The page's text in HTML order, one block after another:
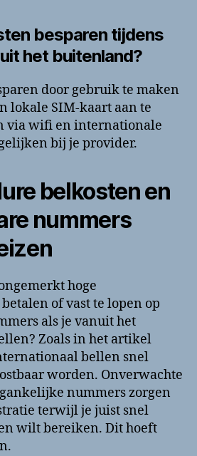
besparen tijdens
het buitenland?
door gebruik te maken
lokale SIM-kaart aan te
via wifi en internationale
bij je provider.
belkosten en
nummers
hoge
of vast te lopen op
als je vanuit het
Zoals in het artikel
bellen snel
worden. Onverwachte
nummers zorgen
terwijl je juist snel
wilt bereiken. Dit hoeft